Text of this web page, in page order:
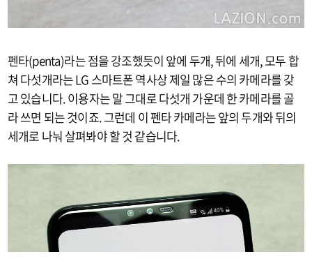
펜타(penta)라는 점을 강조했듯이 앞에 두개, 뒤에 세개, 모두 합
쳐 다섯개라는 LG 스마트폰 역사상 제일 많은 수의 카메라를 갖
고 있습니다. 이용자는 말 그대로 다섯개 가운데 한 카메라를 골
라 쓰면 되는 것이죠. 그런데 이 펜타 카메라는 앞의 두개와 뒤의
세개로 나눠 살펴봐야 할 것 같습니다.